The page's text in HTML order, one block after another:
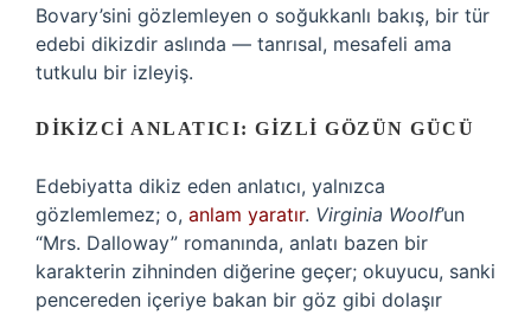
Bovary’sini gözlemleyen o soğukkanlı bakış, bir tür
edebi dikizdir aslında — tanrısal, mesafeli ama
tutkulu bir izleyiş.
DIKIZCI ANLATICI: GIZLI GÖZÜN GÜCÜ
Edebiyatta dikiz eden anlatıcı, yalnızca
gözlemlemez; o, anlam yaratır. Virginia Woolf’un
“Mrs. Dalloway” romanında, anlatı bazen bir
karakterin zihninden diğerine geçer; okuyucu, sanki
pencereden içeriye bakan bir göz gibi dolaşır